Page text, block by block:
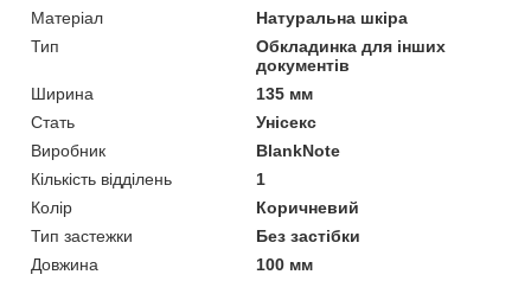
Матеріал
Натуральна шкіра
Тип
Обкладинка для інших
документів
Ширина
135 мм
Стать
Унісекс
Виробник
BlankNote
Кількість відділень
1
Колір
Коричневий
Тип застежки
Без застібки
Довжина
100 мм